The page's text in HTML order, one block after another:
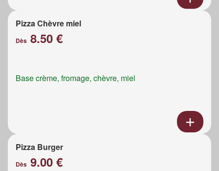
Pizza Chèvre miel
Dès 8.50 €
Base crème, fromage, chèvre, miel
Pizza Burger
Dès 9.00 €